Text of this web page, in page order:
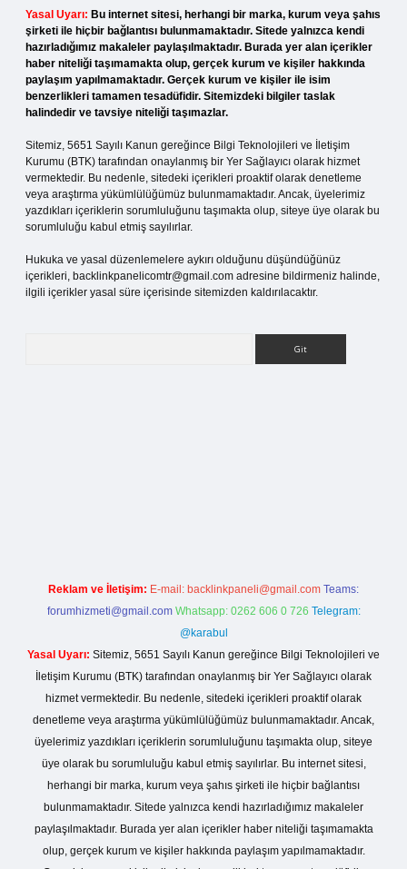
Yasal Uyarı: Bu internet sitesi, herhangi bir marka, kurum veya şahıs
şirketi ile hiçbir bağlantısı bulunmamaktadır. Sitede yalnızca kendi
hazırladığımız makaleler paylaşılmaktadır. Burada yer alan içerikler
haber niteliği taşımamakta olup, gerçek kurum ve kişiler hakkında
paylaşım yapılmamaktadır. Gerçek kurum ve kişiler ile isim
benzerlikleri tamamen tesadüfidir. Sitemizdeki bilgiler taslak
halindedir ve tavsiye niteliği taşımazlar.
Sitemiz, 5651 Sayılı Kanun gereğince Bilgi Teknolojileri ve İletişim
Kurumu (BTK) tarafından onaylanmış bir Yer Sağlayıcı olarak hizmet
vermektedir. Bu nedenle, sitedeki içerikleri proaktif olarak denetleme
veya araştırma yükümlülüğümüz bulunmamaktadır. Ancak, üyelerimiz
yazdıkları içeriklerin sorumluluğunu taşımakta olup, siteye üye olarak bu
sorumluluğu kabul etmiş sayılırlar.
Hukuka ve yasal düzenlemelere aykırı olduğunu düşündüğünüz
içerikleri, backlinkpanelicomtr@gmail.com adresine bildirmeniz halinde,
ilgili içerikler yasal süre içerisinde sitemizden kaldırılacaktır.
Reklam ve İletişim: E-mail: backlinkpaneli@gmail.com Teams:
forumhizmeti@gmail.com Whatsapp: 0262 606 0 726 Telegram:
@karabul
Yasal Uyarı: Sitemiz, 5651 Sayılı Kanun gereğince Bilgi Teknolojileri ve
İletişim Kurumu (BTK) tarafından onaylanmış bir Yer Sağlayıcı olarak
hizmet vermektedir. Bu nedenle, sitedeki içerikleri proaktif olarak
denetleme veya araştırma yükümlülüğümüz bulunmamaktadır. Ancak,
üyelerimiz yazdıkları içeriklerin sorumluluğunu taşımakta olup, siteye
üye olarak bu sorumluluğu kabul etmiş sayılırlar. Bu internet sitesi,
herhangi bir marka, kurum veya şahıs şirketi ile hiçbir bağlantısı
bulunmamaktadır. Sitede yalnızca kendi hazırladığımız makaleler
paylaşılmaktadır. Burada yer alan içerikler haber niteliği taşımamakta
olup, gerçek kurum ve kişiler hakkında paylaşım yapılmamaktadır.